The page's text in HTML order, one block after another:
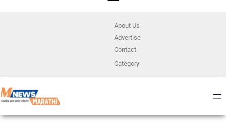
About Us
Advertise
Contact
Category